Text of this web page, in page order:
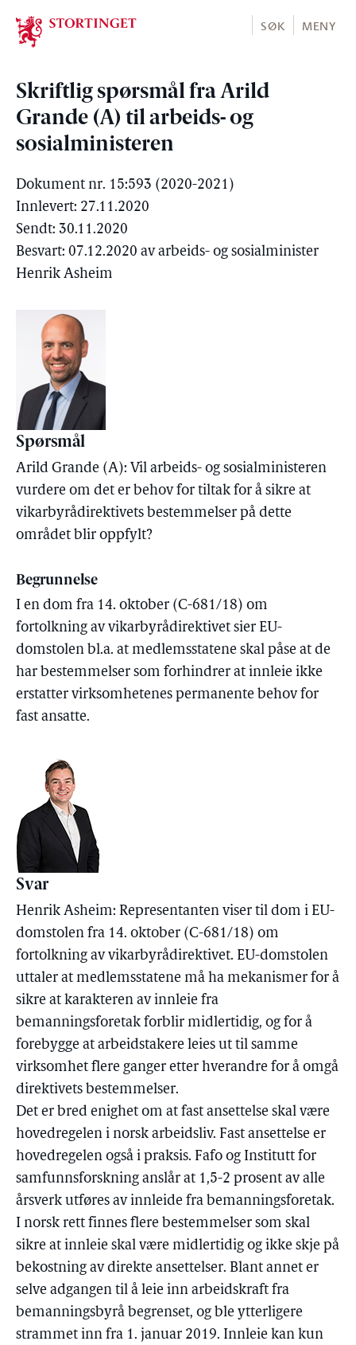
Stortinget.no
SØK MENY
Skriftlig spørsmål fra Arild
Grande (A) til arbeids- og
sosialministeren
Dokument nr. 15:593 (2020-2021)
Innlevert: 27.11.2020
Sendt: 30.11.2020
Besvart: 07.12.2020 av arbeids- og sosialminister
Henrik Asheim
Spørsmål
Arild Grande (A): Vil arbeids- og sosialministeren
vurdere om det er behov for tiltak for å sikre at
vikarbyrådirektivets bestemmelser på dette
området blir oppfylt?
Begrunnelse
I en dom fra 14. oktober (C-681/18) om
fortolkning av vikarbyrådirektivet sier EU-
domstolen bl.a. at medlemsstatene skal påse at de
har bestemmelser som forhindrer at innleie ikke
erstatter virksomhetenes permanente behov for
fast ansatte.
Svar
Henrik Asheim: Representanten viser til dom i EU-
domstolen fra 14. oktober (C-681/18) om
fortolkning av vikarbyrådirektivet. EU-domstolen
uttaler at medlemsstatene må ha mekanismer for å
sikre at karakteren av innleie fra
bemanningsforetak forblir midlertidig, og for å
forebygge at arbeidstakere leies ut til samme
virksomhet flere ganger etter hverandre for å omgå
direktivets bestemmelser.
Det er bred enighet om at fast ansettelse skal være
hovedregelen i norsk arbeidsliv. Fast ansettelse er
hovedregelen også i praksis. Fafo og Institutt for
samfunnsforskning anslår at 1,5-2 prosent av alle
årsverk utføres av innleide fra bemanningsforetak.
I norsk rett finnes flere bestemmelser som skal
sikre at innleie skal være midlertidig og ikke skje på
bekostning av direkte ansettelser. Blant annet er
selve adgangen til å leie inn arbeidskraft fra
bemanningsbyrå begrenset, og ble ytterligere
strammet inn fra 1. januar 2019. Innleie kan kun